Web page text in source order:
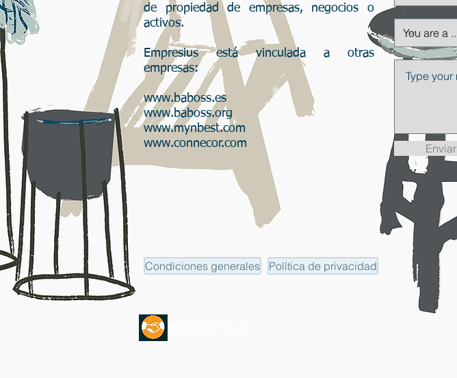
Enviar
de propiedad de empresas, negocios o
activos.
Empresius está vinculada a otras
empresas:
www.baboss.es
www.baboss.org
www.mynbest.com
www.connecor.com
Condiciones generales Política de privacidad